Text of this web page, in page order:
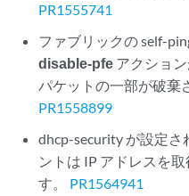
PR1555741
ファブリックの self-
disable-pfe アクショ
パケットの一部が破棄
PR1558899
dhcp-security が設定さ
ントは IP アドレスを
す。 PR1564941